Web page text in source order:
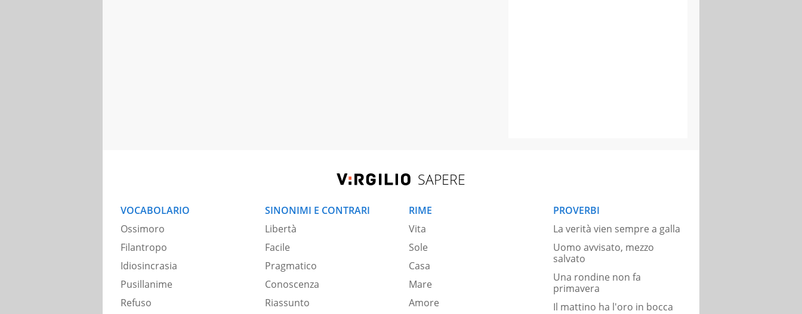
SAPERE
VOCABOLARIO
Ossimoro
Filantropo
Idiosincrasia
Pusillanime
Refuso
SINONIMI E CONTRARI
Libertà
Facile
Pragmatico
Conoscenza
Riassunto
RIME
Vita
Sole
Casa
Mare
Amore
PROVERBI
La verità vien sempre a galla
Uomo avvisato, mezzo
salvato
Una rondine non fa
primavera
Il mattino ha l'oro in bocca